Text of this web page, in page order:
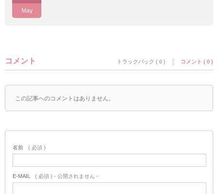
May
コメント トラックバック ( 0 ) コメント ( 0 )
この記事へのコメントはありません。
名前 ( 必須 )
E-MAIL ( 必須 ) - 公開されません -